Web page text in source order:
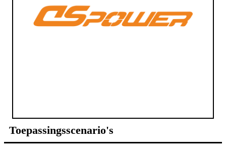
Toepassingsscenario's